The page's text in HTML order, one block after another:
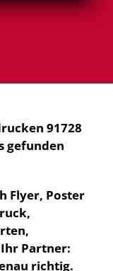
91728
gefunden
Flyer, Poster
Partner:
richtig.